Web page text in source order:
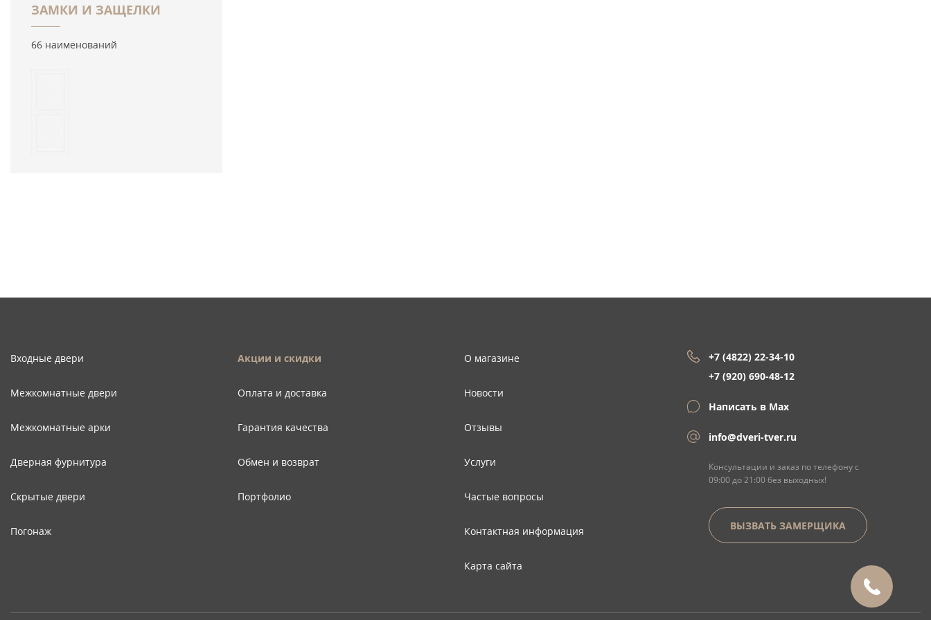
ЗАМКИ И ЗАЩЕЛКИ
66 наименований
Входные двери
Межкомнатные двери
Межкомнатные арки
Дверная фурнитура
Скрытые двери
Погонаж
Акции и скидки
Оплата и доставка
Гарантия качества
Обмен и возврат
Портфолио
О магазине
Новости
Отзывы
Услуги
Частые вопросы
Контактная информация
Карта сайта
+7 (4822) 22-34-10
+7 (920) 690-48-12
Написать в Max
info@dveri-tver.ru
Консультации и заказ по телефону с
09:00 до 21:00 без выходных!
ВЫЗВАТЬ ЗАМЕРЩИКА